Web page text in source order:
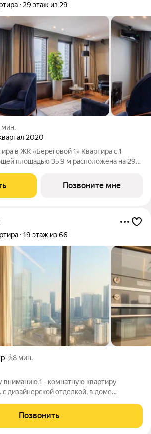
29 этаж из 29
мин.
2020
в ЖК «Береговой 1» Квартира с 1
площадью 35.9 м расположена на 29-
лучшие панорамные виды на столицу и
и
Позвоните мне
19 этаж из 66
8 мин.
1 - комнатную квартиру
дизайнерской отделкой, в доме
стороны, панорамные окна в пол,
не оставит
Позвонить